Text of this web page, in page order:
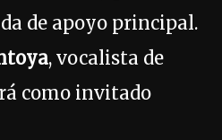
de apoyo principal.
, vocalista de
como invitado